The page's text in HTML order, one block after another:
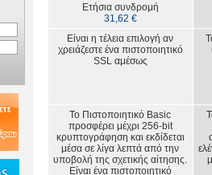
Ετήσια συνδρομή
31,62 €
Είναι η τέλεια επιλογή αν
χρειάζεστε ένα πιστοποιητικό
SSL αμέσως
Το Πιστοποιητικό Basic
προσφέρει μέχρι 256-bit
κρυπτογράφηση και εκδίδεται
μέσα σε λίγα λεπτά από την
υποβολή της σχετικής αίτησης.
Είναι ένα πιστοποιητικό